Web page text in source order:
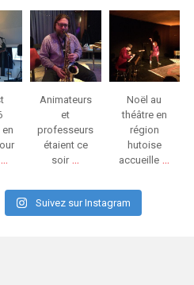
...
jeunessesmusical
eslg
Jan 6
Animateurs
et
professeurs
étaient ce
soir ...
jeunessesmusical
Jan 6
Noël au
théâtre en
région
hutoise
accueille ...
Suivez sur Instagram